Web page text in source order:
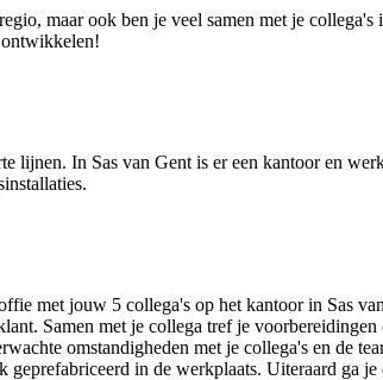
maar ook ben je veel samen met je
lijnen. In Sas van Gent is er een kantoor en
met jouw 5 collega's op het kantoor in Sas
Samen met je collega tref je
omstandigheden met je collega's en de
in de werkplaats. Uiteraard ga